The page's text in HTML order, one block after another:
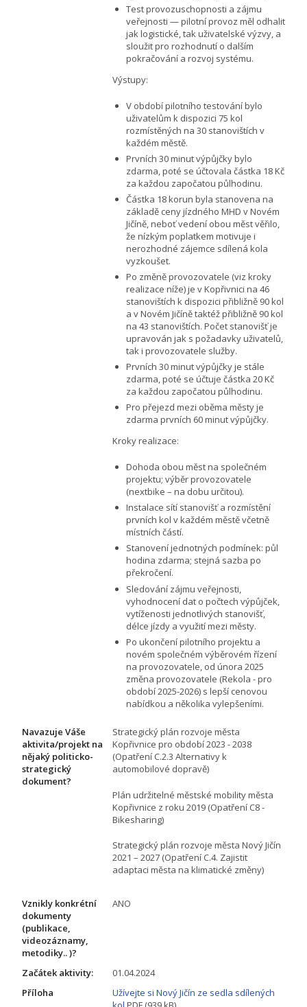
Test provozuschopnosti a zájmu
veřejnosti — pilotní provoz měl odhalit
jak logistické, tak uživatelské výzvy, a
sloužit pro rozhodnutí o dalším
pokračování a rozvoj systému.
Výstupy:
V období pilotního testování bylo
uživatelům k dispozici 75 kol
rozmístěných na 30 stanovištích v
každém městě.
Prvních 30 minut výpůjčky bylo
zdarma, poté se účtovala částka 18 Kč
za každou započatou půlhodinu.
Částka 18 korun byla stanovena na
základě ceny jízdného MHD v Novém
Jičíně, neboť vedení obou měst věřilo,
že nízkým poplatkem motivuje i
nerozhodné zájemce sdílená kola
vyzkoušet.
Po změně provozovatele (viz kroky
realizace níže) je v Kopřivnici na 46
stanovištích k dispozici přibližně 90 kol
a v Novém Jičíně taktéž přibližně 90 kol
na 43 stanovištích. Počet stanovišť je
upravován jak s požadavky uživatelů,
tak i provozovatele služby.
Prvních 30 minut výpůjčky je stále
zdarma, poté se účtuje částka 20 Kč
za každou započatou půlhodinu.
Pro přejezd mezi oběma městy je
zdarma prvních 60 minut výpůjčky.
Kroky realizace:
Dohoda obou měst na společném
projektu; výběr provozovatele
(nextbike – na dobu určitou).
Instalace sítí stanovišť a rozmístění
prvních kol v každém městě včetně
místních částí.
Stanovení jednotných podmínek: půl
hodina zdarma; stejná sazba po
překročení.
Sledování zájmu veřejnosti,
vyhodnocení dat o počtech výpůjček,
vytíženosti jednotlivých stanovišť,
délce jízdy a využití mezi městy.
Po ukončení pilotního projektu a
novém společném výběrovém řízení
na provozovatele, od února 2025
změna provozovatele (Rekola - pro
období 2025-2026) s lepší cenovou
nabídkou a několika vylepšeními.
Navazuje Váše
aktivita/projekt na
nějaký politicko-
strategický
dokument?
Strategický plán rozvoje města
Kopřivnice pro období 2023 - 2038
(Opatření C.2.3 Alternativy k
automobilové dopravě)
Plán udržitelné městské mobility města
Kopřivnice z roku 2019 (Opatření C8 -
Bikesharing)
Strategický plán rozvoje města Nový Jičín
2021 – 2027 (Opatření C.4. Zajistit
adaptaci města na klimatické změny)
Vznikly konkrétní
dokumenty
(publikace,
videozáznamy,
metodiky.. )?
ANO
Začátek aktivity:
01.04.2024
Příloha
Užívejte si Nový Jičín ze sedla sdílených